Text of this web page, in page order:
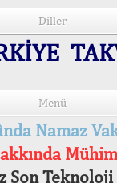
Diller
Menü
Namaz
Teknoloji